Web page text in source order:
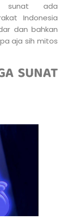
sunat ada
Indonesia
dan bahkan
aja sih mitos
SUNAT